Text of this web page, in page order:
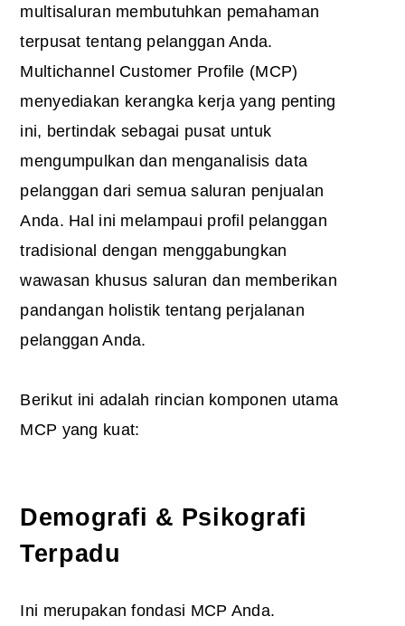
multisaluran membutuhkan pemahaman
terpusat tentang pelanggan Anda.
Multichannel Customer Profile (MCP)
menyediakan kerangka kerja yang penting
ini, bertindak sebagai pusat untuk
mengumpulkan dan menganalisis data
pelanggan dari semua saluran penjualan
Anda. Hal ini melampaui profil pelanggan
tradisional dengan menggabungkan
wawasan khusus saluran dan memberikan
pandangan holistik tentang perjalanan
pelanggan Anda.
Berikut ini adalah rincian komponen utama
MCP yang kuat:
Demografi & Psikografi
Terpadu
Ini merupakan fondasi MCP Anda.